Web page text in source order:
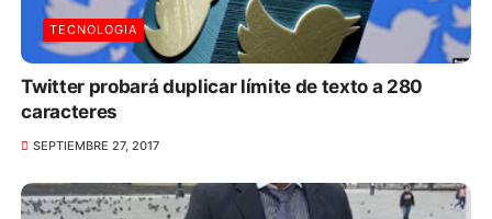
TECNOLOGIA
Twitter probará duplicar límite de texto a 280
caracteres
SEPTIEMBRE 27, 2017